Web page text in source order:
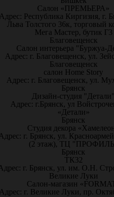
Салон «ПРЕМЬЕРА»
Республика Киргизия, г.
Льва Толстого 36к, торговый
Мега Мастер, бутик Г3
Благовещенск
Салон интерьера "Буржуа-
Адрес: г. Благовещенск, ул.
Благовещенск
салон Home Story
Адрес: г. Благовещенск, ул.
Брянск
Дизайн-студия "Детали"
Адрес: г.Брянск, ул
«Детали»
Брянск
Студия декора
г. Брянск, ул.
(2 этаж), ТЦ
Брянск
ТК32
г. Брянск, ул. им. О.Н.
Великие Луки
Салон-магазин
г. Великие Луки, пр.